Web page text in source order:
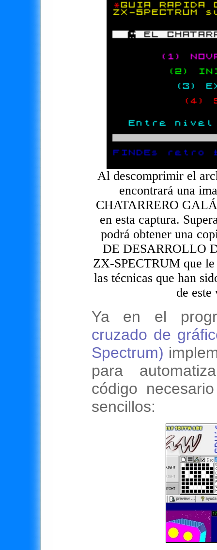
Al descomprimir el
encontrará una
CHATARRERO
en esta captura.
podrá obtener una
DE DESARROLLO
ZX-SPECTRUM que
las técnicas que han
de
Ya en el
cruzado de
Spectrum)
para
código
sencillos: